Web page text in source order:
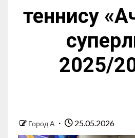
теннису
2025/
Город А 25.05.2026